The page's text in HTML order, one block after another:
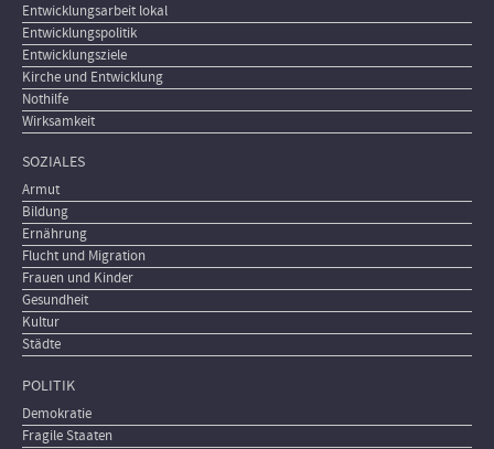
Entwicklungsarbeit lokal
Entwicklungspolitik
Entwicklungsziele
Kirche und Entwicklung
Nothilfe
Wirksamkeit
SOZIALES
Armut
Bildung
Ernährung
Flucht und Migration
Frauen und Kinder
Gesundheit
Kultur
Städte
POLITIK
Demokratie
Fragile Staaten